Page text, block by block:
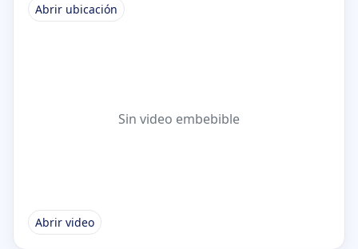
Abrir ubicación
Sin video embebible
Abrir video